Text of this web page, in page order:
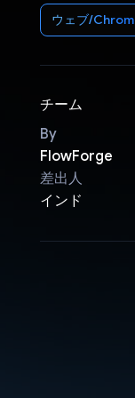
ウェブ/
チーム
By
FlowForge
差出人
インド